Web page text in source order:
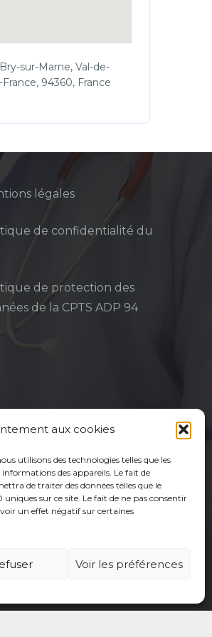
aux cookies
utilisons des technologies telles que les
des appareils. Le fait de
de traiter des données telles que le
sur ce site. Le fait de ne pas consentir
un effet négatif sur certaines
Voir les préférences
sur-Marne, Val-de-
94360, France
légales
de confidentialité du
de protection des
de la CPTS ADP 94
Adhérer Contact